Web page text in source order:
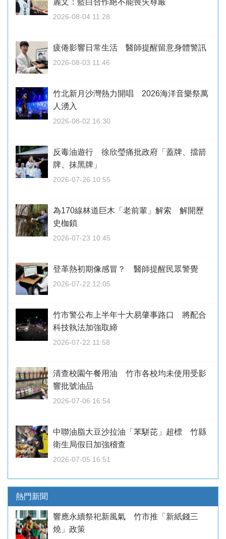
麗文：藍白合作絕不能喪失尊嚴
2026-08-04 11:28
疲倦影響日常生活 醫師提醒留意身體警訊
2026-08-03 11:46
竹北新月沙灣熱力開唱 2026海洋音樂祭萬
人湧入
2026-08-02 16:30
反毒油遊行 徐欣瑩痛批政府「蓋牌、擋箭
牌、抹黑牌」
2026-07-26 10:55
為170線林道巨木「老前輩」解索 解開歷
史枷鎖
2026-07-23 10:45
登革熱初期像感冒？ 醫師提醒民眾警覺
2026-07-22 12:05
竹市警公布上半年十大易肇事路口 將配合
科技執法加強取締
2026-07-22 11:58
清查校園午餐用油 竹市各校均未使用受影
響批號油品
2026-07-06 16:54
中聯油脂大豆沙拉油「苯駢芘」超標 竹縣
衛生局假日加強稽查
2026-07-05 16:51
熱門新聞
響應永續祭祀新風氣 竹市推「新紙錢三
燒」政策